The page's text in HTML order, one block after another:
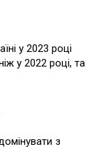
у 2023 році
у 2022 році, та
з